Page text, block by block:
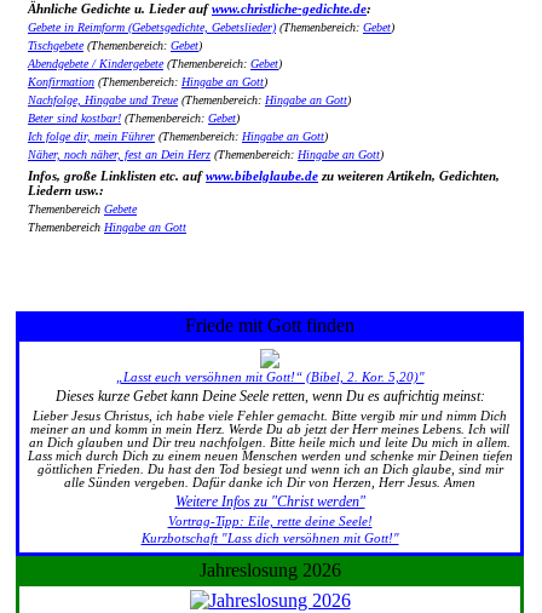
Ähnliche Gedichte u. Lieder aufwww.christliche-gedichte.de:
Gebete in Reimform (Gebetsgedichte, Gebetslieder) (Themenbereich: Gebet)
Tischgebete(Themenbereich: Gebet)
Abendgebete / Kindergebete(Themenbereich: Gebet)
Konfirmation (Themenbereich: Hingabe an Gott)
Nachfolge, Hingabe und Treue(Themenbereich: Hingabe an Gott)
Beter sind kostbar! (Themenbereich: Gebet)
Ich folge dir, mein Führer (Themenbereich: Hingabe an Gott)
Näher, noch näher, fest an Dein Herz (Themenbereich: Hingabe an Gott)
Infos, große Linklisten etc. aufwww.bibelglaube.de zu weiteren Artikeln, Gedichten,
Liedern usw.:
Themenbereich Gebete
Themenbereich Hingabe an Gott
Friede mit Gott finden
„Lasst euch versöhnen mit Gott!“ (Bibel, 2. Kor. 5,20)"
Dieses kurze Gebet kann Deine Seele retten, wenn Du es aufrichtig meinst:
Lieber Jesus Christus, ich habe viele Fehler gemacht. Bitte vergib mir und nimm Dich
meiner an und komm in mein Herz. Werde Du ab jetzt der Herr meines Lebens. Ich will
an Dich glauben und Dir treu nachfolgen. Bitte heile mich und leite Du mich in allem.
Lass mich durch Dich zu einem neuen Menschen werden und schenke mir Deinen tiefen
göttlichen Frieden. Du hast den Tod besiegt und wenn ich an Dich glaube, sind mir
alle Sünden vergeben. Dafür danke ich Dir von Herzen, Herr Jesus. Amen
Weitere Infos zu "Christ werden"
Vortrag-Tipp: Eile, rette deine Seele!
Kurzbotschaft "Lass dich versöhnen mit Gott!"
Jahreslosung 2026